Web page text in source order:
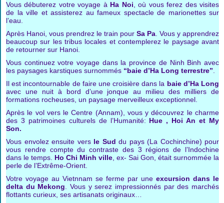
Vous débuterez votre voyage à Ha Noi , où vous ferez des visites
de la ville et assisterez au fameux spectacle de marionettes sur
l’eau.
Après Hanoi, vous prendrez le train pour Sa Pa . Vous y apprendrez
beaucoup sur les tribus locales et contemplerez le paysage avant
de retourner sur Hanoi.
Vous continuez votre voyage dans la province de Ninh Binh avec
les paysages karstiques surnommés “baie d’Ha Long terrestre”
Il est incontournable de faire une croisière dans la baie d’Ha Long
avec une nuit à bord d’une jonque au milieu des milliers de
formations rocheuses, un paysage merveilleux exceptionnel.
Après le vol vers le Centre (Annam), vous y découvrez le charme
des 3 patrimoines culturels de l’Humanité: Hue , Hoi An et My
Son.
Vous envolez ensuite vers le Sud du pays (La Cochinchine) pour
vous rendre compte du contraste des 3 régions de l’Indochine
dans le temps. Ho Chi Minh ville , ex- Sai Gon, était surnommée la
perle de l’Extrême-Orient.
Votre voyage au Vietnnam se ferme par une excursion dans le
delta du Mekong . Vous y serez impressionnés par des marchés
flottants curieux, ses artisanats originaux…